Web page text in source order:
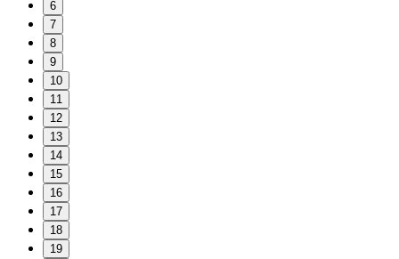
6
7
8
9
10
11
12
13
14
15
16
17
18
19